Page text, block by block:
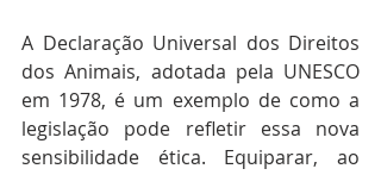
A Declaração Universal dos Direitos
dos Animais, adotada pela UNESCO
em 1978, é um exemplo de como a
legislação pode refletir essa nova
sensibilidade ética. Equiparar, ao